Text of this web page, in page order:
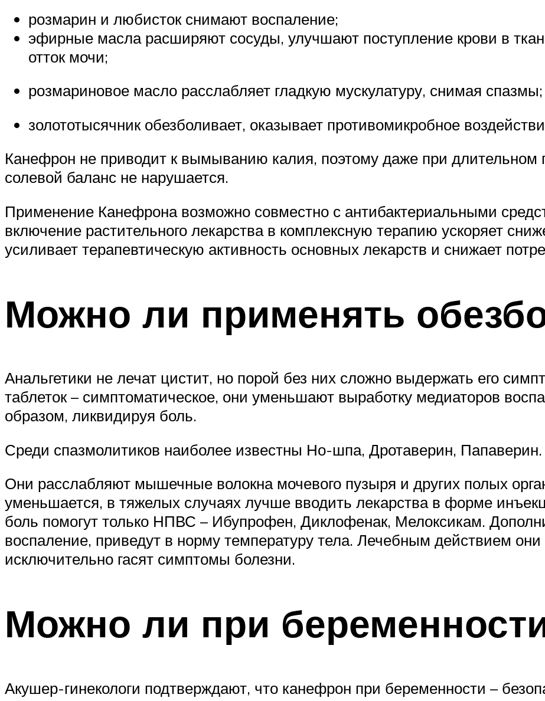
розмарин и любисток снимают воспаление;
эфирные масла расширяют сосуды, улучшают поступление крови в
отток мочи;
розмариновое масло расслабляет гладкую мускулатуру, снимая спазмы;
золототысячник обезболивает, оказывает противомикробное
Канефрон не приводит к вымыванию калия, поэтому даже при длительном
солевой баланс не нарушается.
Применение Канефрона возможно совместно с антибактериальными
включение растительного лекарства в комплексную терапию ускоряет
усиливает терапевтическую активность основных лекарств и снижает
Можно ли применять
Анальгетики не лечат цистит, но порой без них сложно выдержать его
таблеток – симптоматическое, они уменьшают выработку медиаторов
образом, ликвидируя боль.
Среди спазмолитиков наиболее известны Но-шпа, Дротаверин, Папаверин.
Они расслабляют мышечные волокна мочевого пузыря и других полых
уменьшается, в тяжелых случаях лучше вводить лекарства в форме
боль помогут только НПВС – Ибупрофен, Диклофенак, Мелоксикам.
воспаление, приведут в норму температуру тела. Лечебным действием
исключительно гасят симптомы болезни.
Можно ли при
Акушер-гинекологи подтверждают, что канефрон при беременности –